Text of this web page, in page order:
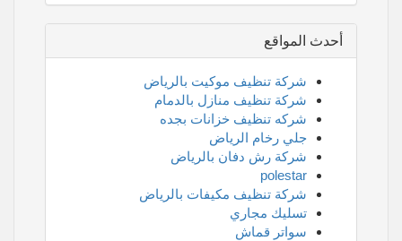
أحدث المواقع
شركة تنظيف موكيت بالرياض
شركة تنظيف منازل بالدمام
شركه تنظيف خزانات بجده
جلي رخام الرياض
شركة رش دفان بالرياض
polestar
شركة تنظيف مكيفات بالرياض
تسليك مجاري
سواتر قماش